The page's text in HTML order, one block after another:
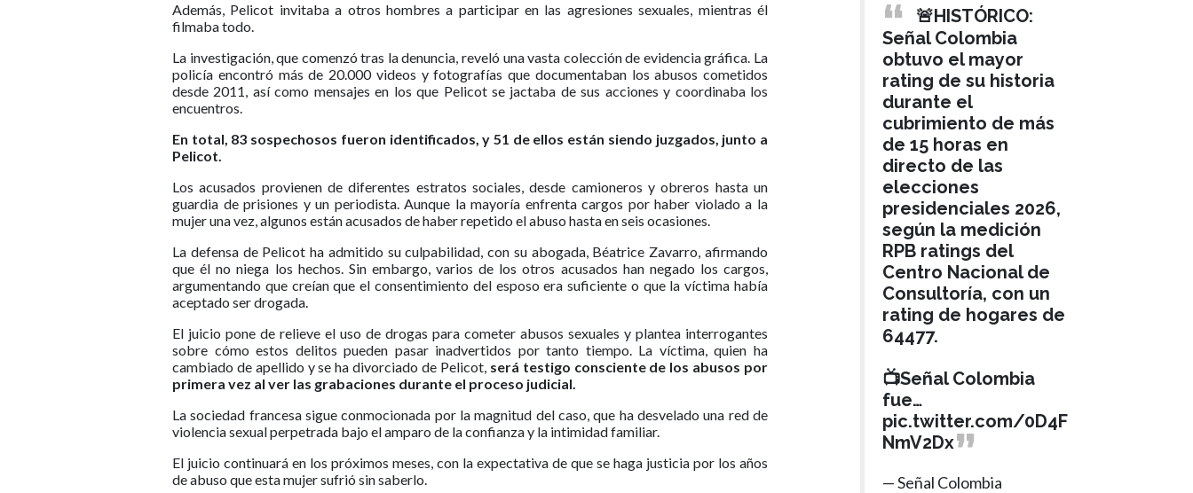
Además, Pelicot invitaba a otros hombres a participar en las agresiones sexuales, mientras él
filmaba todo.
La investigación, que comenzó tras la denuncia, reveló una vasta colección de evidencia gráfica. La
policía encontró más de 20.000 videos y fotografías que documentaban los abusos cometidos
desde 2011, así como mensajes en los que Pelicot se jactaba de sus acciones y coordinaba los
encuentros.
En total, 83 sospechosos fueron identificados, y 51 de ellos están siendo juzgados, junto a
Pelicot.
Los acusados provienen de diferentes estratos sociales, desde camioneros y obreros hasta un
guardia de prisiones y un periodista. Aunque la mayoría enfrenta cargos por haber violado a la
mujer una vez, algunos están acusados de haber repetido el abuso hasta en seis ocasiones.
La defensa de Pelicot ha admitido su culpabilidad, con su abogada, Béatrice Zavarro, afirmando
que él no niega los hechos. Sin embargo, varios de los otros acusados han negado los cargos,
argumentando que creían que el consentimiento del esposo era suficiente o que la víctima había
aceptado ser drogada.
El juicio pone de relieve el uso de drogas para cometer abusos sexuales y plantea interrogantes
sobre cómo estos delitos pueden pasar inadvertidos por tanto tiempo. La víctima, quien ha
cambiado de apellido y se ha divorciado de Pelicot, será testigo consciente de los abusos por
primera vez al ver las grabaciones durante el proceso judicial.
La sociedad francesa sigue conmocionada por la magnitud del caso, que ha desvelado una red de
violencia sexual perpetrada bajo el amparo de la confianza y la intimidad familiar.
El juicio continuará en los próximos meses, con la expectativa de que se haga justicia por los años
de abuso que esta mujer sufrió sin saberlo.
🚨HISTÓRICO:
Señal Colombia
obtuvo el mayor
rating de su historia
durante el
cubrimiento de más
de 15 horas en
directo de las
elecciones
presidenciales 2026,
según la medición
RPB ratings del
Centro Nacional de
Consultoría, con un
rating de hogares de
64477.
📺Señal Colombia
fue…
pic.twitter.com/0D4F
NmV2Dx
— Señal Colombia